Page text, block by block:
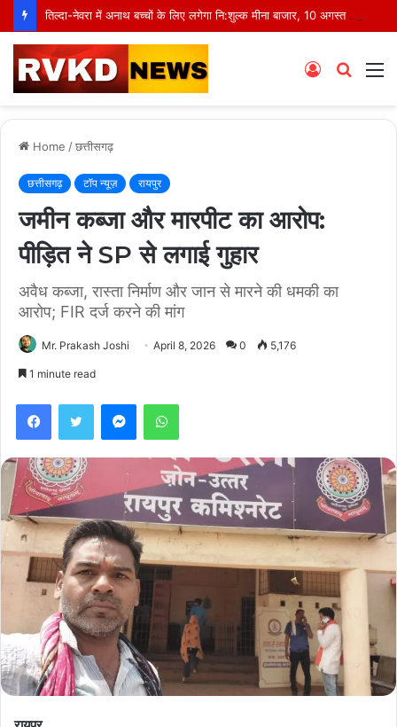
तिल्दा-नेवरा में अनाथ बच्चों के लिए लगेगा नि:शुल्क मीना बाजार, 10 अगस्त को मुस्कानों से सजेगी खास शाम
Search
Log
Home /छत्तीसगढ़
छत्तीसगढ़ टॉप न्यूज़ रायपुर
जमीन कब्जा और मारपीट का आरोप:
पीड़ित ने SP से लगाई गुहार
अवैध कब्जा, रास्ता निर्माण और जान से मारने की धमकी का
आरोप; FIR दर्ज करने की मांग
Mr. Prakash Joshi April 8, 2026 0 5,176
1 minute read
FacebookTwitter MessengerWhatsApp